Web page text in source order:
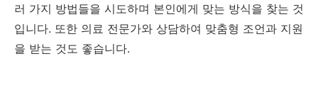
러 가지 방법들을 시도하며 본인에게 맞는 방식을 찾는 것
입니다. 또한 의료 전문가와 상담하여 맞춤형 조언과 지원
을 받는 것도 좋습니다.